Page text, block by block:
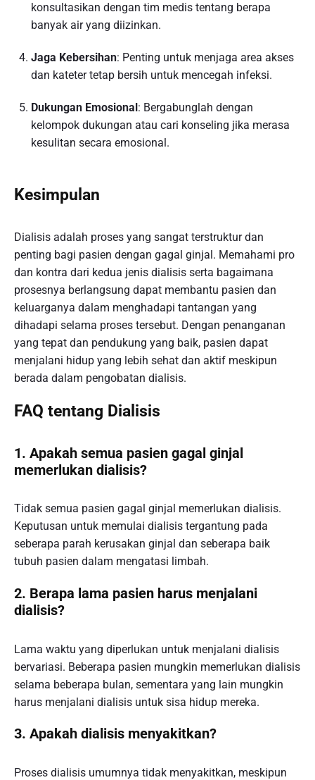
konsultasikan dengan tim medis tentang berapa
banyak air yang diizinkan.
Jaga Kebersihan: Penting untuk menjaga area akses
dan kateter tetap bersih untuk mencegah infeksi.
Dukungan Emosional: Bergabunglah dengan
kelompok dukungan atau cari konseling jika merasa
kesulitan secara emosional.
Kesimpulan
Dialisis adalah proses yang sangat terstruktur dan
penting bagi pasien dengan gagal ginjal. Memahami pro
dan kontra dari kedua jenis dialisis serta bagaimana
prosesnya berlangsung dapat membantu pasien dan
keluarganya dalam menghadapi tantangan yang
dihadapi selama proses tersebut. Dengan penanganan
yang tepat dan pendukung yang baik, pasien dapat
menjalani hidup yang lebih sehat dan aktif meskipun
berada dalam pengobatan dialisis.
FAQ tentang Dialisis
1. Apakah semua pasien gagal ginjal
memerlukan dialisis?
Tidak semua pasien gagal ginjal memerlukan dialisis.
Keputusan untuk memulai dialisis tergantung pada
seberapa parah kerusakan ginjal dan seberapa baik
tubuh pasien dalam mengatasi limbah.
2. Berapa lama pasien harus menjalani
dialisis?
Lama waktu yang diperlukan untuk menjalani dialisis
bervariasi. Beberapa pasien mungkin memerlukan dialisis
selama beberapa bulan, sementara yang lain mungkin
harus menjalani dialisis untuk sisa hidup mereka.
3. Apakah dialisis menyakitkan?
Proses dialisis umumnya tidak menyakitkan, meskipun